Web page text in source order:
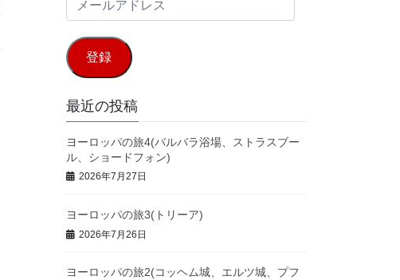
ー
ル
ア
ド
レ
ス
登録
最近の投稿
ヨーロッパの旅4(バルバラ浴場、ストラスブー
ル、ショードフォン)
2026年7月27日
ヨーロッパの旅3(トリーア)
2026年7月26日
ヨーロッパの旅2(コッヘム城、エルツ城、プフ